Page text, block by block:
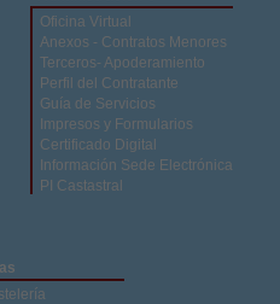
Oficina Virtual
Anexos - Contratos Menores
Terceros- Apoderamiento
Perfil del Contratante
Guía de Servicios
Impresos y Formularios
Certificado Digital
Información Sede Electrónica
PI Castastral